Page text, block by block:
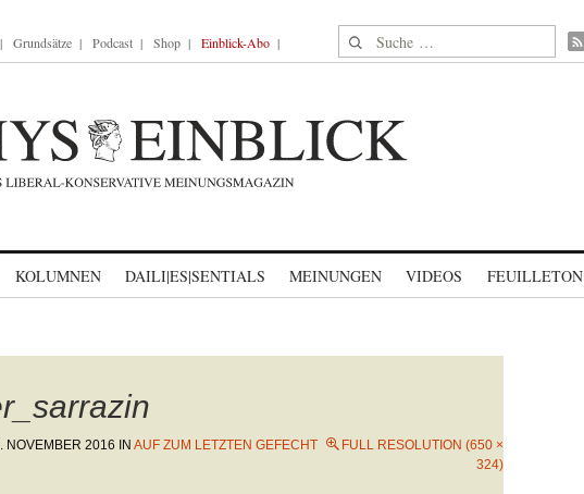
Grundsätze Podcast Shop Einblick-Abo Suche nach:
KOLUMNEN DAILI|ES|SENTIALS MEINUNGEN VIDEOS FEUILLETON
NOVEMBER 2016 IN AUF ZUM LETZTEN GEFECHT
FULL RESOLUTION (650 ×
324)